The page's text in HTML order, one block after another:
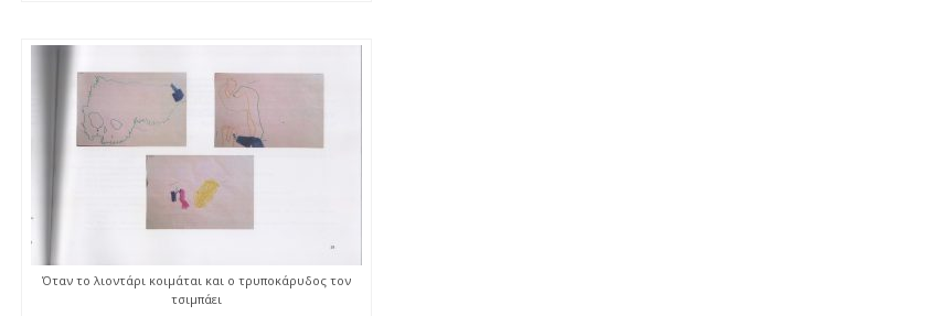
Όταν το λιοντάρι κοιμάται και ο τρυποκάρυδος τον
τσιμπάει